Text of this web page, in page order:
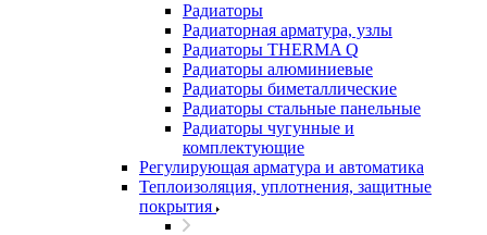
Радиаторы
Радиаторная арматура, узлы
Радиаторы THERMA Q
Радиаторы алюминиевые
Радиаторы биметаллические
Радиаторы стальные панельные
Радиаторы чугунные и
комплектующие
Регулирующая арматура и автоматика
Теплоизоляция, уплотнения, защитные
покрытия